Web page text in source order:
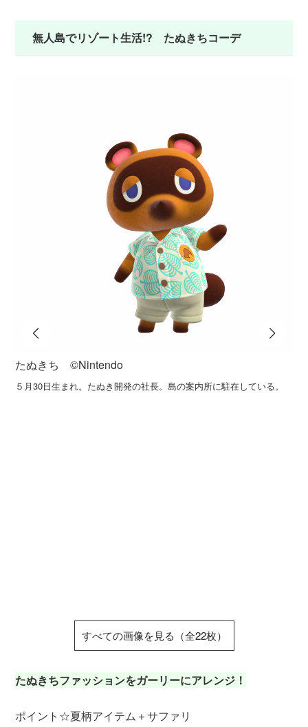
無人島でリゾート生活!? たぬきちコーデ
たぬきち ©️Nintendo
５月30日生まれ。たぬき開発の社長。島の案内所に駐在している。
すべての画像を見る（全22枚）
たぬきちファッションをガーリーにアレンジ！
ポイント☆夏柄アイテム＋サファリ